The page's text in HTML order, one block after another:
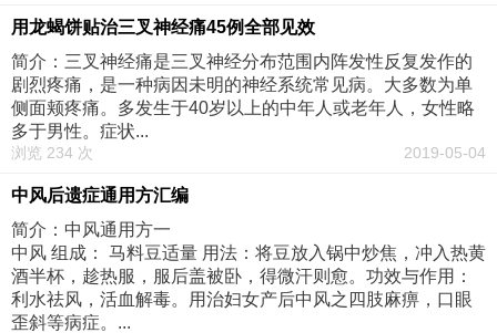
用龙蝎饼贴治三叉神经痛45例全部见效
简介：三叉神经痛是三叉神经分布范围内阵发性反复发作的
剧烈疼痛，是一种病因未明的神经系统常见病。大多数为单
侧面颊疼痛。多发生于40岁以上的中年人或老年人，女性略
多于男性。症状...
浏览 234 次 2019-05-04
中风后遗症通用方汇编
简介：中风通用方一
中风 组成： 马料豆适量 用法：将豆放入锅中炒焦，冲入热黄
酒半杯，趁热服，服后盖被卧，得微汗则愈。功效与作用：
利水祛风，活血解毒。用治妇女产后中风之四肢麻痹，口眼
歪斜等病症。...